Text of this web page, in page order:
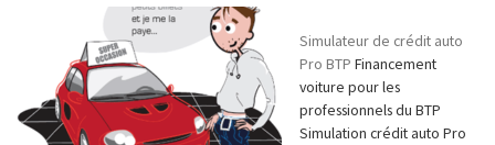
Simulateur de crédit auto
Pro BTP Financement
voiture pour les
professionnels du BTP
Simulation crédit auto Pro